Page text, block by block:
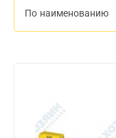
По наименованию